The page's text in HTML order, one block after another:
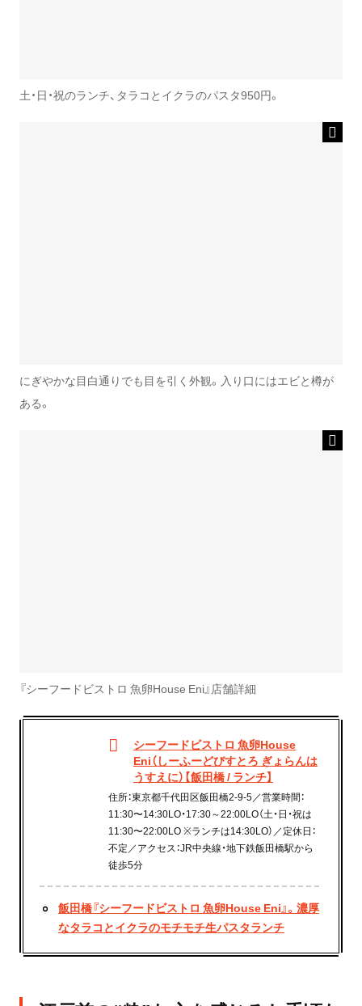
土・日・祝のランチ、タラコとイクラのパスタ950円。
にぎやかな目白通りでも目を引く外観。入り口にはエビと樽が
ある。
『シーフードビストロ 魚卵House Eni』店舗詳細
シーフードビストロ 魚卵House
Eni（しーふーどびすとろ ぎょらんは
うすえに）【飯田橋 / ランチ】
住所：東京都千代田区飯田橋2-9-5／営業時間：
11:30〜14:30LO・17:30～22:00LO（土・日・祝は
11:30〜22:00LO ※ランチは14:30LO）／定休日：
不定／アクセス：JR中央線・地下鉄飯田橋駅から
徒歩5分
飯田橋『シーフードビストロ 魚卵House Eni』。濃厚
なタラコとイクラのモチモチ生パスタランチ